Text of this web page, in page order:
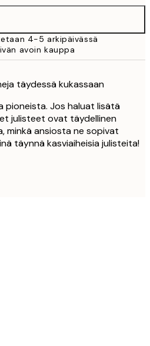
19,95 €
27,45 €
32,45 €
59,50 €
4-5 arkipäivässä
avoin kauppa
täydessä kukassaan
pioneista. Jos haluat lisätä
julisteet ovat täydellinen
minkä ansiosta ne sopivat
täynnä kasviaiheisia julisteita!